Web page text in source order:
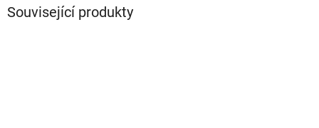
Související produkty